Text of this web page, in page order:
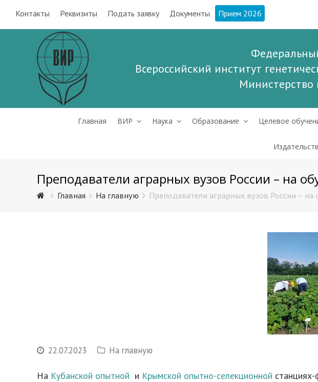
Контакты Реквизиты Подать заявку Документы Прием 2026
Всероссийский институт
Министерство
Главная ВИР Наука Образование Целевое
Преподаватели аграрных вузов России – на
Главная На главную Преподаватели аграрных вузов России –
22.07.2023 На главную
На Кубанской опытной и Крымской опытно-селекционной